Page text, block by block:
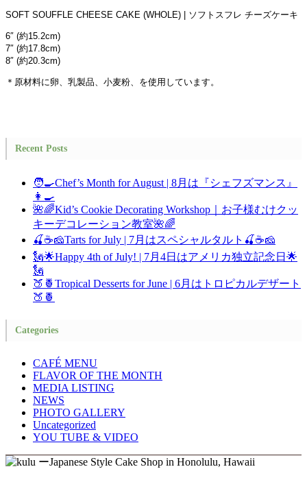
SOFT SOUFFLE CHEESE CAKE (WHOLE) | ソフトスフレ チーズケーキ
6″ (約15.2cm)
7″ (約17.8cm)
8″ (約20.3cm)
＊原材料に卵、乳製品、小麦粉、を使用しています。
Recent Posts
🧑‍🍳Chef’s Month for August | 8月は『シェフズマンス』
👩‍🍳
🌺🌈Kid’s Cookie Decorating Workshop｜お子様むけクッ
キーデコレーション教室🌺🌈
🍒☕🧀Tarts for July | 7月はスペシャルタルト🍒☕🧀
🗽🌟Happy 4th of July! | 7月4日はアメリカ独立記念日🌟
🗽
🍑🍍Tropical Desserts for June | 6月はトロピカルデザート
🍑🍍
Categories
CAFÉ MENU
FLAVOR OF THE MONTH
MEDIA LISTING
NEWS
PHOTO GALLERY
Uncategorized
YOU TUBE & VIDEO